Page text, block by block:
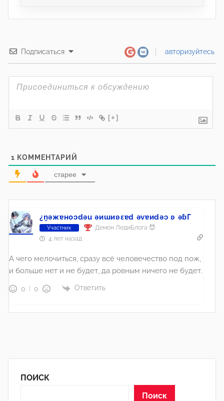
Подписаться авторизуйтесь
[+]
1 КОММЕНТАРИЙ
старее
¿n̯ǝжɐноɔdǝu ǝиɯиʚεɐd ǝvɐиdǝɔ ʚ ǝɓГ
Участник
Демон ЛедиБлога 😈
4 лет назад
А чего мелочиться, сразу всё человечество под пож,
и больше нет и не будет, да ровным ничего не будет.
0 0 Ответить
ПОИСК
Поиск